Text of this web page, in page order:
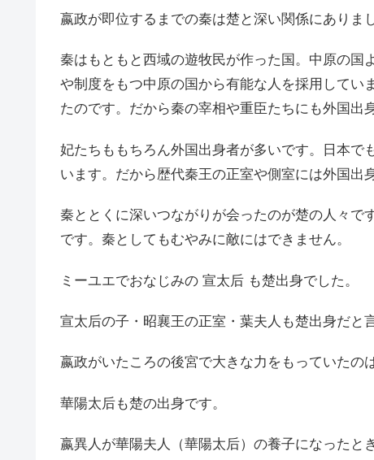
嬴政が即位するまでの秦は楚と深い関係にありまし
秦はもともと西域の遊牧民が作った国。中原の
や制度をもつ中原の国から有能な人を採用してい
たのです。だから秦の宰相や重臣たちにも外国出
妃たちももちろん外国出身者が多いです。日本
います。だから歴代秦王の正室や側室には外国出
秦ととくに深いつながりが会ったのが楚の人々で
です。秦としてもむやみに敵にはできません。
ミーユエでおなじみの 宣太后 も楚出身でした。
宣太后の子・昭襄王の正室・葉夫人も楚出身だと
嬴政がいたころの後宮で大きな力をもっていたの
華陽太后も楚の出身です。
嬴異人が華陽夫人（華陽太后）の養子になったと